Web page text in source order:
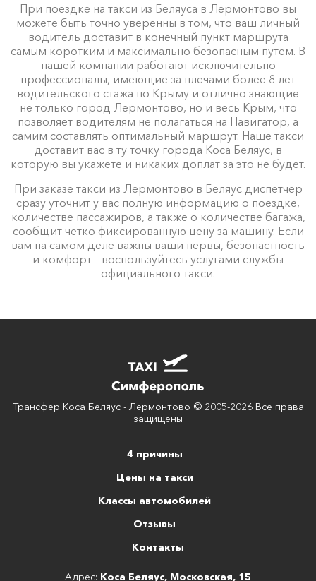
При поездке на такси из Беляуса в Лермонтово вы
можете быть точно уверенны в том, что ваш личный
водитель доставит в конечный пункт маршрута
самым коротким и максимально безопасным путем. В
нашей компании работают исключительно
профессионалы, имеющие за плечами более 8 лет
водительского стажа по Крыму и отлично знающие
не только город Лермонтово, но и весь Крым, что
позволяет водителям не полагаться на Навигатор, а
самим составлять оптимальный маршрут. Наше такси
доставит вас в ту точку города Коса Беляус, в
которую вы укажете и никаких доплат за это не будет.
При заказе такси из Лермонтово в Беляус диспетчер
сразу уточнит у вас полную информацию о поездке,
количестве пассажиров, а также о количестве багажа,
сообщит четко фиксированную цену за машину. Если
вам на самом деле важны ваши нервы, безопастность
и комфорт – воспользуйтесь услугами службы
официального такси.
Трансфер Коса Беляус - Лермонтово © 2005-2026 Все права
защищены
4 причины
Цены на такси
Классы автомобилей
Отзывы
Контакты
Адрес: Коса Беляус, Московская, 15